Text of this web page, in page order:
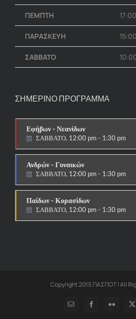
ΠΕΜΠΤΗ
ΠΑΡΑΣΚΕΥΗ
ΣΑΒΒΑΤΟ
ΣΗΜΕΡΙΝΟ ΠΡΟΓΡΑΜΜΑ
Εφήβων - Νεανίδων
ΣΑΒΒΑΤΟ, 12:00 pm - 1:30 pm
Ανδρών - Γυναικών
ΣΑΒΒΑΤΟ, 12:00 pm - 1:30 pm
Παίδων - Κορασίδων
ΣΑΒΒΑΤΟ, 12:00 pm - 1:30 pm
Copyright 2015 ΠΑΣΠΟΤ | All
Email FacebookFlickr X